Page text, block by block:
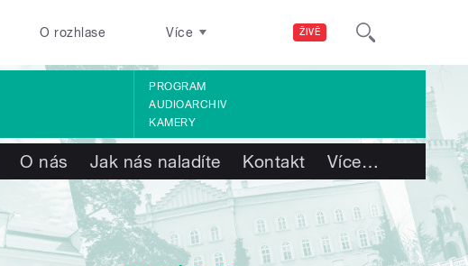
ŽIVĚ
O rozhlase Více
PROGRAM
AUDIOARCHIV
KAMERY
O nás Jak nás naladíte Kontakt Více…